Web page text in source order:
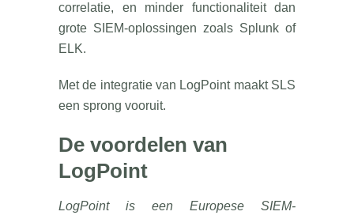
correlatie, en minder functionaliteit dan
grote SIEM-oplossingen zoals Splunk of
ELK.
Met de integratie van LogPoint maakt SLS
een sprong vooruit.
De voordelen van
LogPoint
LogPoint is een Europese SIEM-